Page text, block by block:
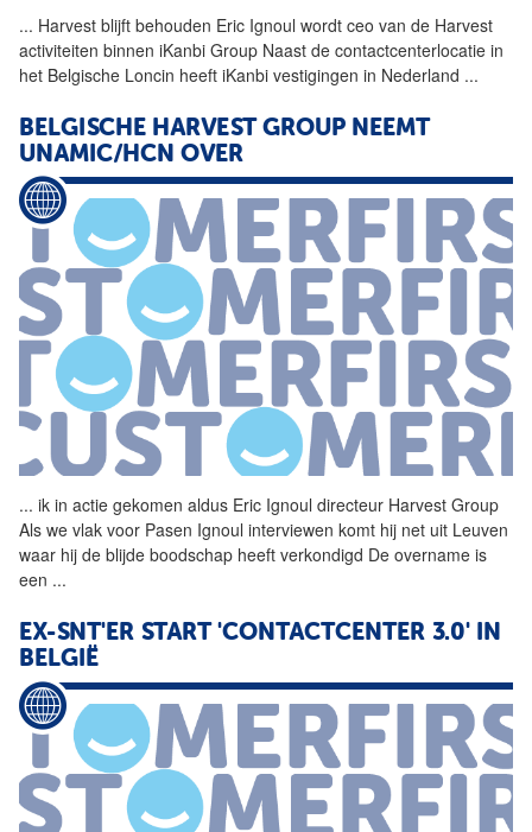
... Harvest blijft behouden Eric Ignoul wordt ceo van de Harvest
activiteiten binnen iKanbi Group Naast de contactcenterlocatie in
het Belgische Loncin heeft iKanbi vestigingen in Nederland ...
BELGISCHE HARVEST GROUP NEEMT
UNAMIC/HCN OVER
... ik in actie gekomen aldus Eric Ignoul directeur Harvest Group
Als we vlak voor Pasen Ignoul interviewen komt hij net uit Leuven
waar hij de blijde boodschap heeft verkondigd De overname is
een ...
EX-SNT'ER START 'CONTACTCENTER 3.0' IN
BELGIË